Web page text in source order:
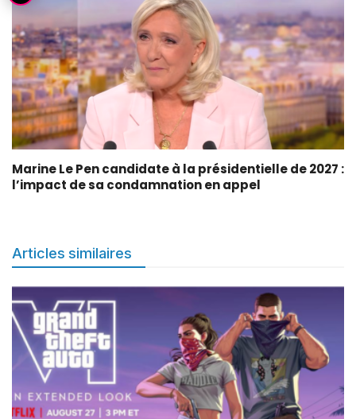
Marine Le Pen candidate à la présidentielle de 2027 :
l’impact de sa condamnation en appel
Articles similaires